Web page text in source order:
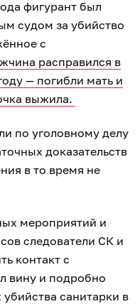
фигурант был
судом за убийство
с
расправился в
— погибли мать и
выжила.
по уголовному делу
доказательств
в то время не
мероприятий и
следователи СК и
контакт с
вину и подробно
убийства санитарки в